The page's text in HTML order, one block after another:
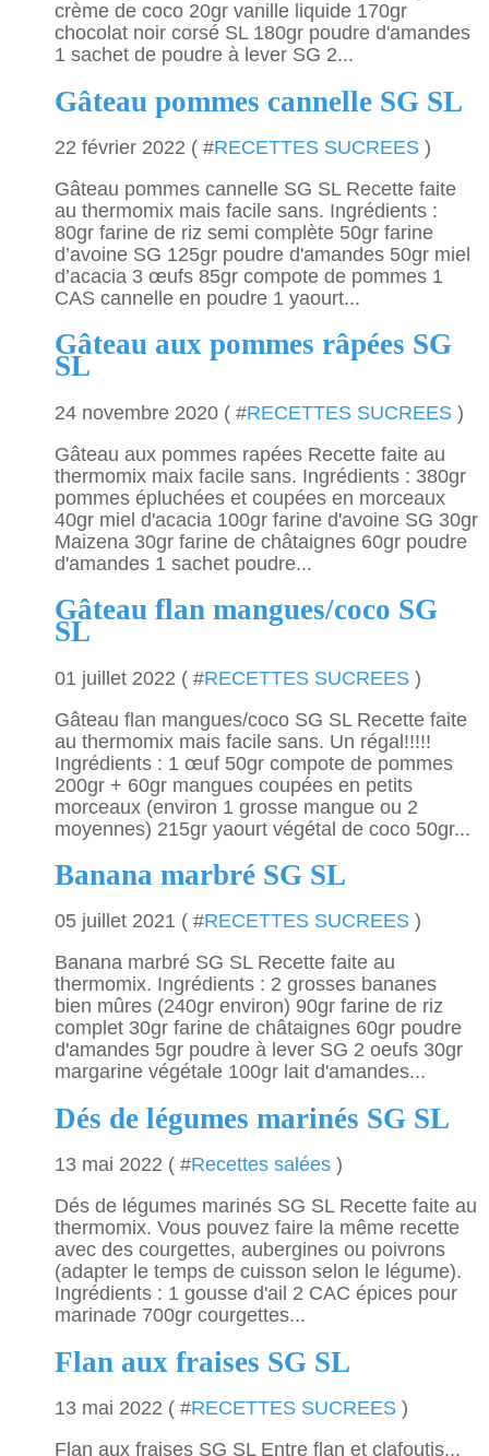
crème de coco 20gr vanille liquide 170gr
chocolat noir corsé SL 180gr poudre d'amandes
1 sachet de poudre à lever SG 2...
Gâteau pommes cannelle SG SL
22 février 2022 ( #RECETTES SUCREES )
Gâteau pommes cannelle SG SL Recette faite
au thermomix mais facile sans. Ingrédients :
80gr farine de riz semi complète 50gr farine
d’avoine SG 125gr poudre d'amandes 50gr miel
d’acacia 3 œufs 85gr compote de pommes 1
CAS cannelle en poudre 1 yaourt...
Gâteau aux pommes râpées SG
SL
24 novembre 2020 ( #RECETTES SUCREES )
Gâteau aux pommes rapées Recette faite au
thermomix maix facile sans. Ingrédients : 380gr
pommes épluchées et coupées en morceaux
40gr miel d'acacia 100gr farine d'avoine SG 30gr
Maizena 30gr farine de châtaignes 60gr poudre
d'amandes 1 sachet poudre...
Gâteau flan mangues/coco SG
SL
01 juillet 2022 ( #RECETTES SUCREES )
Gâteau flan mangues/coco SG SL Recette faite
au thermomix mais facile sans. Un régal!!!!!
Ingrédients : 1 œuf 50gr compote de pommes
200gr + 60gr mangues coupées en petits
morceaux (environ 1 grosse mangue ou 2
moyennes) 215gr yaourt végétal de coco 50gr...
Banana marbré SG SL
05 juillet 2021 ( #RECETTES SUCREES )
Banana marbré SG SL Recette faite au
thermomix. Ingrédients : 2 grosses bananes
bien mûres (240gr environ) 90gr farine de riz
complet 30gr farine de châtaignes 60gr poudre
d'amandes 5gr poudre à lever SG 2 oeufs 30gr
margarine végétale 100gr lait d'amandes...
Dés de légumes marinés SG SL
13 mai 2022 ( #Recettes salées )
Dés de légumes marinés SG SL Recette faite au
thermomix. Vous pouvez faire la même recette
avec des courgettes, aubergines ou poivrons
(adapter le temps de cuisson selon le légume).
Ingrédients : 1 gousse d'ail 2 CAC épices pour
marinade 700gr courgettes...
Flan aux fraises SG SL
13 mai 2022 ( #RECETTES SUCREES )
Flan aux fraises SG SL Entre flan et clafoutis...